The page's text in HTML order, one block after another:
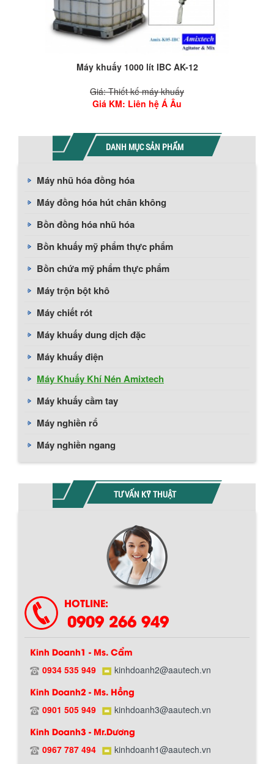
Máy khuấy 1000 lít IBC AK-12
Giá: Thiết kế máy khuấy
Giá KM: Liên hệ Á Âu
DANH MỤC SẢN PHẨM
Máy nhũ hóa đồng hóa
Máy đồng hóa hút chân không
Bồn đồng hóa nhũ hóa
Bồn khuấy mỹ phẩm thực phẩm
Bồn chứa mỹ phẩm thực phẩm
Máy trộn bột khô
Máy chiết rót
Máy khuấy dung dịch đặc
Máy khuấy điện
Máy Khuấy Khí Nén Amixtech
Máy khuấy cầm tay
Máy nghiền rổ
Máy nghiền ngang
TƯ VẤN KỸ THUẬT
HOTLINE:
0909 266 949
Kinh Doanh1 - Ms. Cẩm
0934 535 949 kinhdoanh2@aautech.vn
Kinh Doanh2 - Ms. Hồng
0901 505 949 kinhdoanh3@aautech.vn
Kinh Doanh3 - Mr.Dương
0967 787 494 kinhdoanh1@aautech.vn
Chính sách giao hàng
Bồn chứa giải nhiệt sơn, mực in có cấu
tạo gồm 2 lớp inox và được dùng để
làm giảm nhiệt độ của nguyên...